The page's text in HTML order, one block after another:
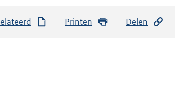
Printen Delen